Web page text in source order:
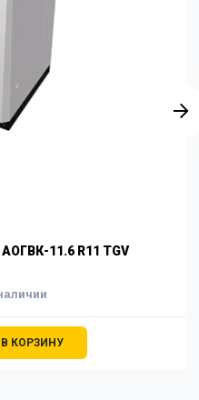
11.6 R11 TGV
В КОРЗИНУ